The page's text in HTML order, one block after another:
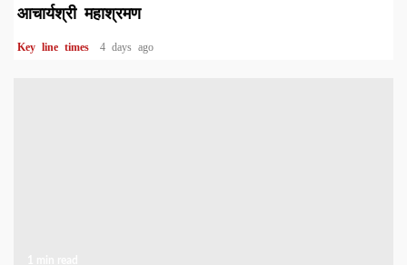
आचार्यश्री महाश्रमण
Key line times 4 days ago